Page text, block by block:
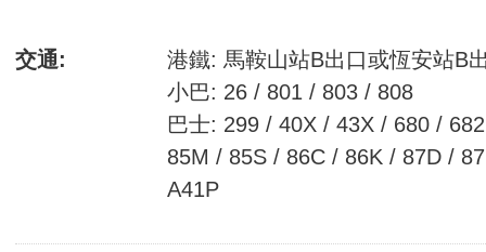
交通:
港鐵: 馬鞍山站B出口或恆安站B
小巴: 26 / 801 / 803 / 808
巴士: 299 / 40X / 43X / 680 /
85M / 85S / 86C / 86K / 87D /
A41P